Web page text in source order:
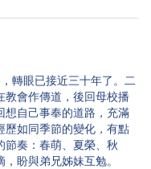
眼已接近三十年了。二
教會作傳道，後回母校播
想自己事奉的道路，充滿
歷如同季節的變化，有點
奏：春萌、夏榮、秋
盼與弟兄姊妹互勉。